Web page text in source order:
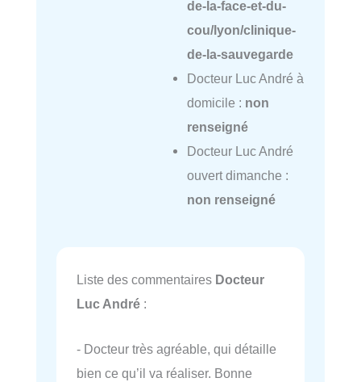
de-la-face-et-du-
cou/lyon/clinique-
de-la-sauvegarde
Docteur Luc André à
domicile : non
renseigné
Docteur Luc André
ouvert dimanche :
non renseigné
Liste des commentaires Docteur
Luc André :
- Docteur très agréable, qui détaille
bien ce qu’il va réaliser. Bonne